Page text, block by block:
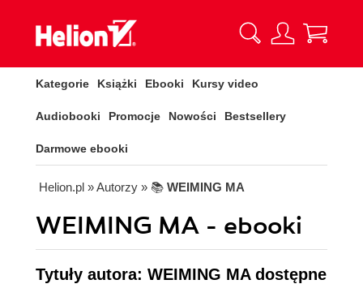
Kategorie Książki Ebooki Kursy video
Audiobooki Promocje Nowości Bestsellery
Darmowe ebooki
Helion.pl » Autorzy » 📚 WEIMING MA
WEIMING MA - ebooki
Tytuły autora: WEIMING MA dostępne